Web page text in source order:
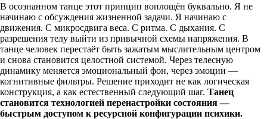
В осознанном танце этот принцип воплощён буквально. Я не
начинаю с обсуждения жизненной задачи. Я начинаю с
движения. С микросдвига веса. С ритма. С дыхания. С
разрешения телу выйти из привычной схемы напряжения. В
танце человек перестаёт быть зажатым мыслительным центром
и снова становится целостной системой. Через телесную
динамику меняется эмоциональный фон, через эмоции —
когнитивные фильтры. Решение приходит не как логическая
конструкция, а как естественный следующий шаг. Танец
становится технологией перенастройки состояния —
быстрым доступом к ресурсной конфигурации психики.